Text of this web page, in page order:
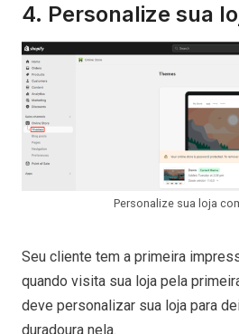
4. Personalize sua
Personalize sua loja
Seu cliente tem a primeira
quando visita sua loja pela
deve personalizar sua loja para
duradoura nela.